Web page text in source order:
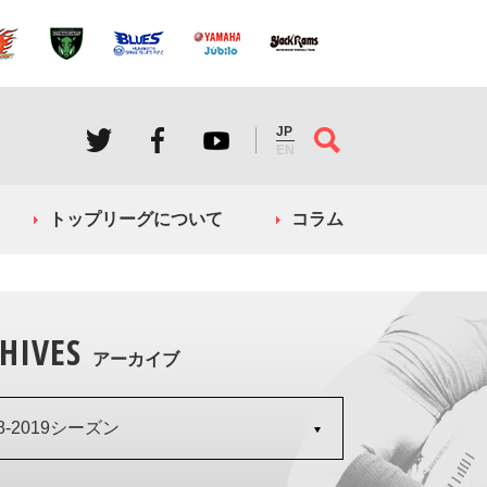
JP
EN
トップリーグについて コラム
アーカイブ
2019シーズン